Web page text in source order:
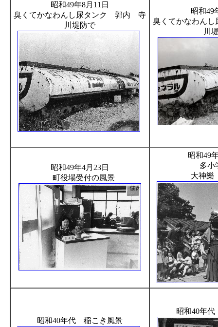
昭和49年8月11日
臭くてかなわんし尿タンク 郭内 寺
川堤防で
昭和49
臭くてかなわん
川
昭和49年4月23日
町役場受付の風景
昭和49
多小
大神
昭和40年代 稲こき風景
昭和40年